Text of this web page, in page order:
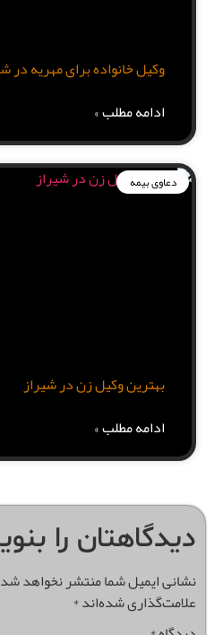
وکیل خانواده برای مهریه در
ادامه مطلب »
دعاوی بیمه
بهترین وکیل زن در شیراز
ادامه مطلب »
دیدگاهتان را
نشانی ایمیل شما منتشر نخواهد
علامت‌گذاری شده‌اند*